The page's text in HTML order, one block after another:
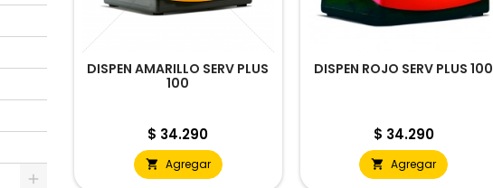
DISPEN AMARILLO SERV PLUS
100
Precio
$ 34.290
 Agregar
DISPEN ROJO SERV PLUS 100
Precio
$ 34.290
 Agregar